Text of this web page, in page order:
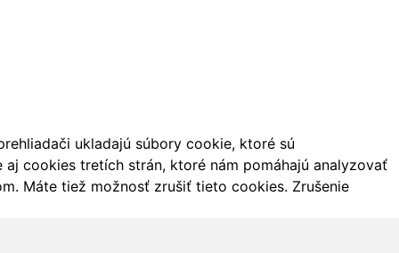
ukladajú súbory cookie, ktoré sú
cookies tretích strán, ktoré nám pomáhajú analyzovať
Máte tiež možnosť zrušiť tieto cookies. Zrušenie